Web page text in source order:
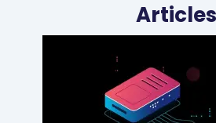
Articles